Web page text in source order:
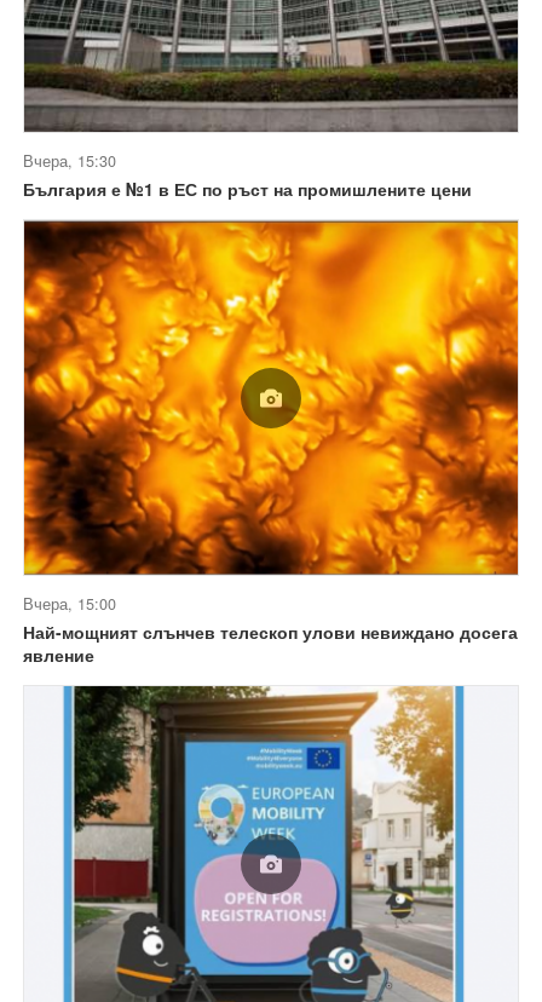
Вчера, 15:30
България е №1 в ЕС по ръст на промишлените цени
Вчера, 15:00
Най-мощният слънчев телескоп улови невиждано досега
явление